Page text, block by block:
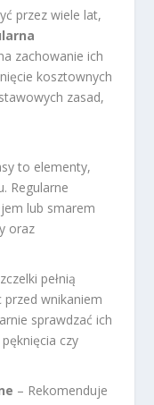
przez wiele lat,
zachowanie ich
kosztownych
zasad,
to elementy,
Regularne
lub smarem
oraz
pełnią
wnikaniem
sprawdzać ich
czy
– Rekomenduje